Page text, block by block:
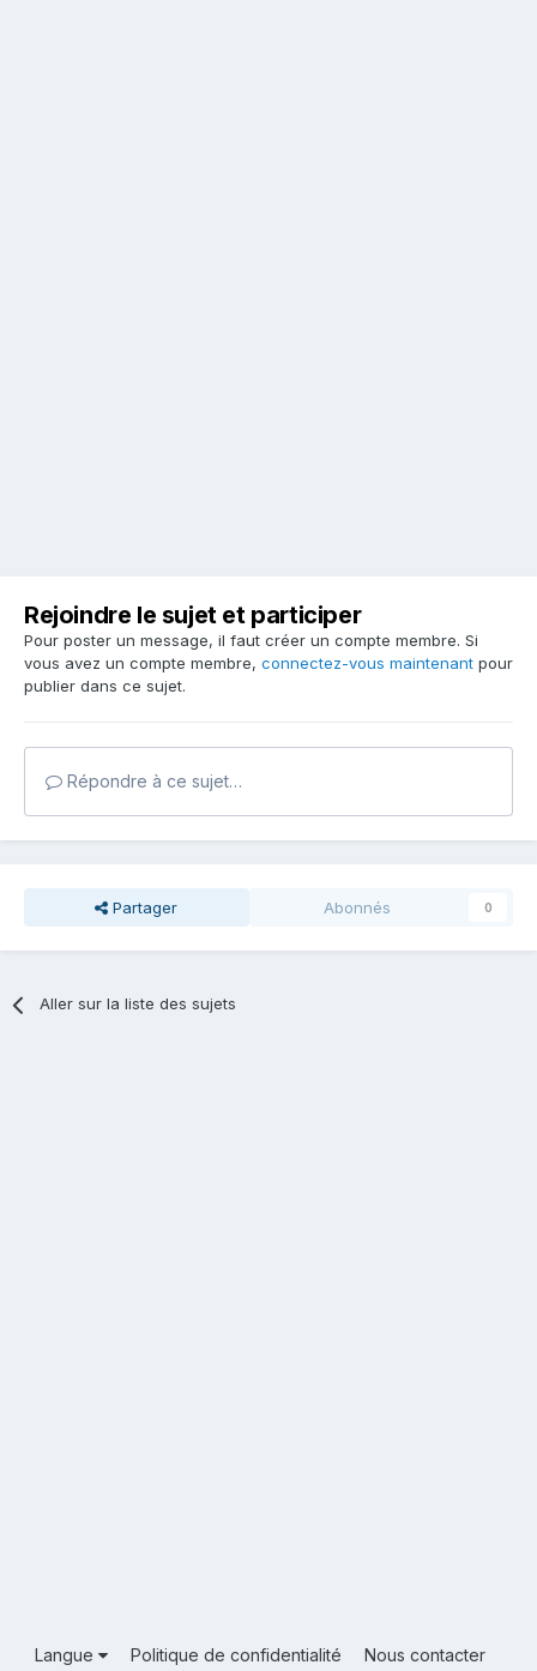
Rejoindre le sujet et participer
Pour poster un message, il faut créer un compte membre. Si
vous avez un compte membre, connectez-vous maintenant pour
publier dans ce sujet.
Répondre à ce sujet…
Partager Abonnés 0
Aller sur la liste des sujets
Langue Politique de confidentialité
Nous contacter